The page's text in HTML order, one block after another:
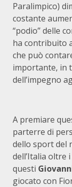
Paralimpico)
costante
“podio” delle
ha contribuito
che può
importante, in
dell’impegno
A premiare
parterre di
dello sport del
dell’Italia oltre
questi
giocato con